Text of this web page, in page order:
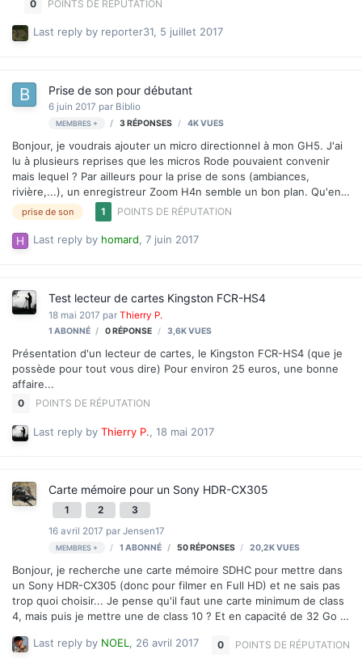
2011 ou 2012, j'ai acheté le caméscope fin 2011 !
Last reply by reporter31, 5 juillet 2017
0 POINTS DE RÉPUTATION
Prise de son pour débutant
6 juin 2017 par Biblio
MEMBRES + 3RÉPONSES 4KVUES
Bonjour, je voudrais ajouter un micro directionnel à mon GH5. J'ai
lu à plusieurs reprises que les micros Rode pouvaient convenir
mais lequel ? Par ailleurs pour la prise de sons (ambiances,
rivière,...), un enregistreur Zoom H4n semble un bon plan. Qu'en
pensez vous ? Avez vous des conseils à me donner ? J'ai
parcouru le document de Pascal Bergeron, mais là c'est déjà du
matériel plus "pro". Ici, je voudrais ce qu'il faut pour bien
Last reply by homard, 7 juin 2017
prise de son 1 POINTS DE RÉPUTATION
Test lecteur de cartes Kingston FCR-HS4
18 mai 2017 par Thierry P.
1 ABONNÉ 0RÉPONSE 3,6KVUES
Présentation d'un lecteur de cartes, le Kingston FCR-HS4 (que je
possède pour tout vous dire) Pour environ 25 euros, une bonne
affaire...
Last reply by Thierry P., 18 mai 2017
0 POINTS DE RÉPUTATION
Carte mémoire pour un Sony HDR-CX305
1 2 3
16 avril 2017 par Jensen17
MEMBRES + 1 ABONNÉ 50RÉPONSES 20,2KVUES
Bonjour, je recherche une carte mémoire SDHC pour mettre dans
un Sony HDR-CX305 (donc pour filmer en Full HD) et ne sais pas
trop quoi choisir... Je pense qu'il faut une carte minimum de class
4, mais puis je mettre une de class 10 ? Et en capacité de 32 Go ?
recommander et assez fiable ? Merci d'avance à vous Salutations
Last reply by NOEL , 26 avril 2017 0 POINTS DE RÉPUTATION